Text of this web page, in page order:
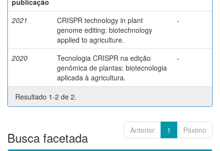
2021
CRISPR technology in plant
genome editing: biotechnology
applied to agriculture.
-
2020
Tecnologia CRISPR na edição
genômica de plantas: biotecnologia
aplicada à agricultura.
-
Resultado 1-2 de 2.
Anterior 1 Póximo
Busca facetada